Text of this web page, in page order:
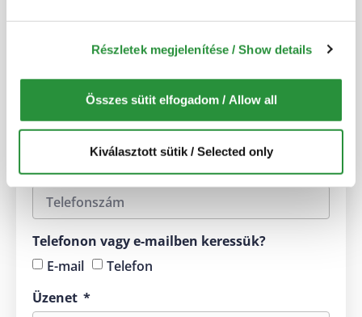
Részletek megjelenítése / Show details
Összes sütit elfogadom / Allow all
Kiválasztott sütik / Selected only
E-mail cím
Telefonszám
Telefonon vagy e-mailben keressük?
E-mail
Telefon
Üzenet